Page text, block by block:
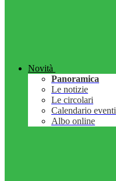
Novità
Panoramica
Le notizie
Le circolari
Calendario eventi
Albo online